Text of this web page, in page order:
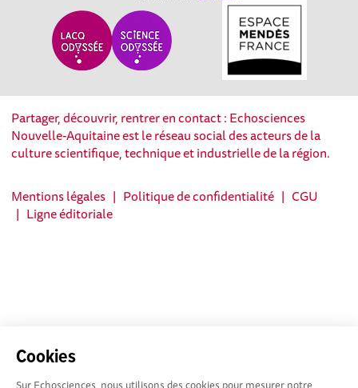
Cookies
Sur Echosciences, nous utilisons des cookies pour mesurer notre
Partager, découvrir, rentrer en contact : Echosciences
Nouvelle-Aquitaine est le réseau social des acteurs de la
culture scientifique, technique et industrielle de la région.
Mentions légales | Politique de confidentialité | CGU
| Ligne éditoriale